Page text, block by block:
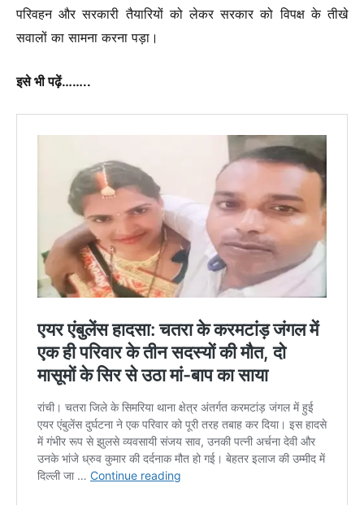
परिवहन और सरकारी तैयारियों को लेकर सरकार को विपक्ष के तीखे
सवालों का सामना करना पड़ा।
इसे भी पढ़ें……..